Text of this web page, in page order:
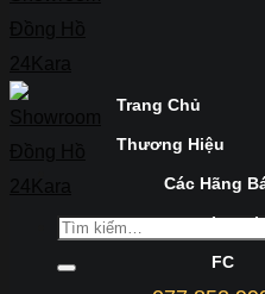
Trang Chủ
Thương Hiệu
Các Hãng
FC